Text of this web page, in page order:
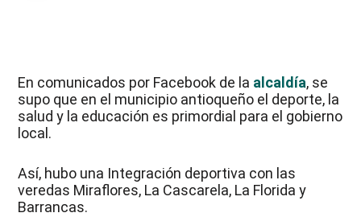
En comunicados por Facebook de la alcaldía, se
supo que en el municipio antioqueño el deporte, la
salud y la educación es primordial para el gobierno
local.
Así, hubo una Integración deportiva con las
veredas Miraflores, La Cascarela, La Florida y
Barrancas.